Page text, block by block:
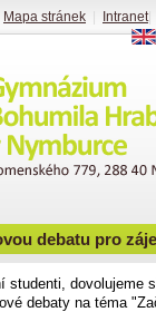
debatu pro
studenti, dovolujeme
debaty na téma
Mapa stránek Intranet|